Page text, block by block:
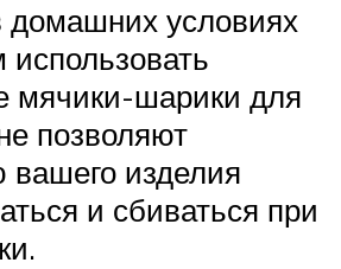
домашних условиях
мячики-шарики для
позволяют
вашего изделия
и сбиваться при